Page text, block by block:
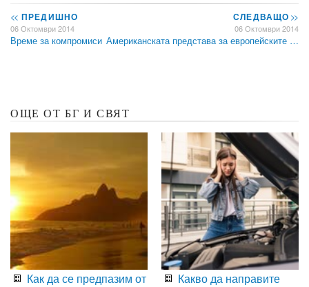
<< ПРЕДИШНО
06 Октомври 2014
Време за компромиси
СЛЕДВАЩО>>
06 Октомври 2014
Американската представа за европейските …
ОЩЕ ОТ БГ И СВЯТ
Как да се предпазим от
Какво да направите